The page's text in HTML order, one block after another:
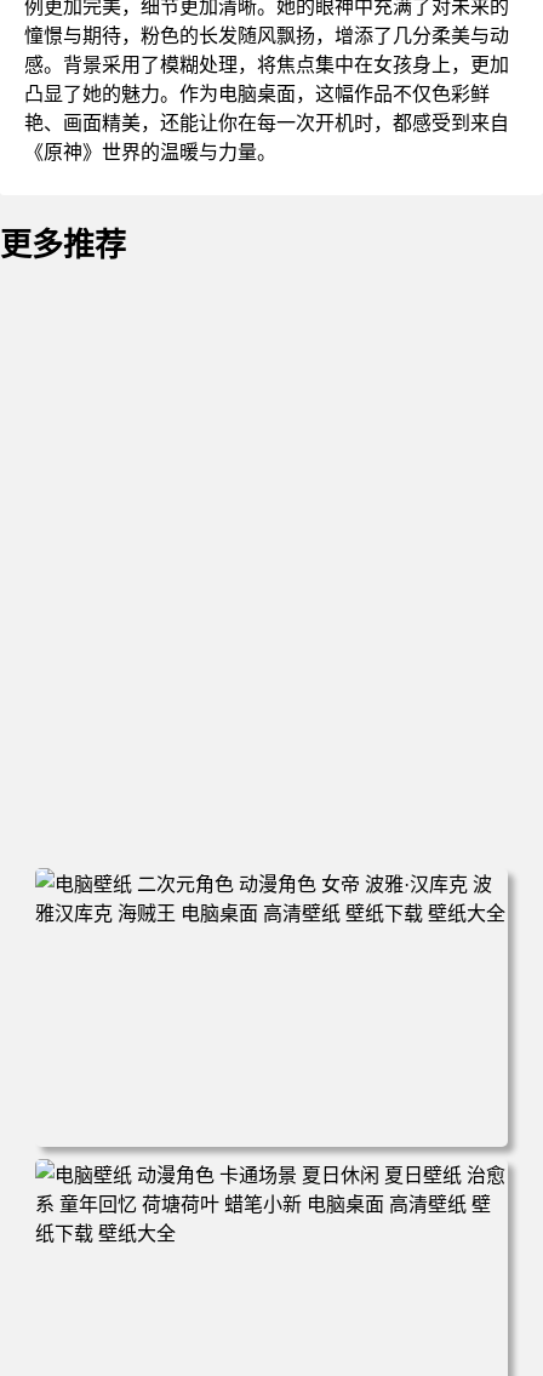
例更加完美，细节更加清晰。她的眼神中充满了对未来的
憧憬与期待，粉色的长发随风飘扬，增添了几分柔美与动
感。背景采用了模糊处理，将焦点集中在女孩身上，更加
凸显了她的魅力。作为电脑桌面，这幅作品不仅色彩鲜
艳、画面精美，还能让你在每一次开机时，都感受到来自
《原神》世界的温暖与力量。
更多推荐
电脑壁纸 二次元角色 动漫角色 女帝 波雅·汉库克 波雅汉库
克 海贼王 电脑桌面 高清壁纸 壁纸下载 壁纸大全